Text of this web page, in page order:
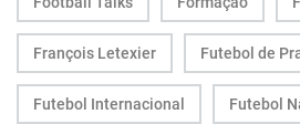
François Letexier Futebol de
Futebol Internacional Futebol